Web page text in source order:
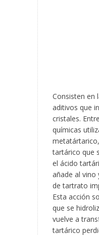
Consisten en
aditivos que
cristales.
químicas
tartárico que
el ácido
añade al vino
de tartrato
Esta acción
que se
vuelve a
tartárico